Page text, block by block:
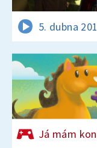
5. dubna
Já mám